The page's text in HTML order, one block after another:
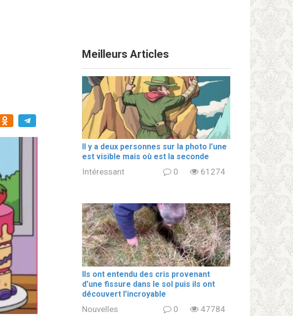
Meilleurs Articles
Il y a deux personnes sur la photo l’une
est visible mais où est la seconde
Intéressant 0 61274
Ils ont entendu des cris provenant
d’une fissure dans le sol puis ils ont
découvert l’incroyable
Nouvelles 0 47784